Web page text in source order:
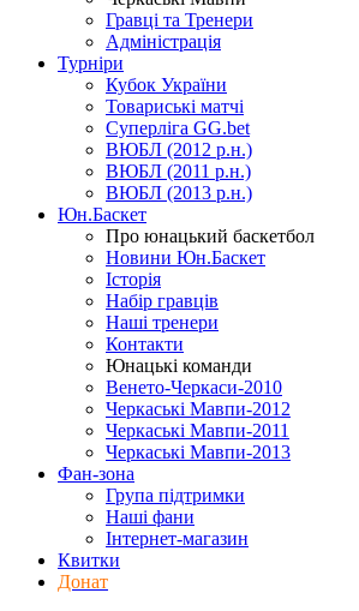
Гравці та Тренери
Адміністрація
Турніри
Кубок України
Товариські матчі
Суперліга GG.bet
ВЮБЛ (2012 р.н.)
ВЮБЛ (2011 р.н.)
ВЮБЛ (2013 р.н.)
Юн.Баскет
Про юнацький баскетбол
Новини Юн.Баскет
Історія
Набір гравців
Наші тренери
Контакти
Юнацькі команди
Венето-Черкаси-2010
Черкаські Мавпи-2012
Черкаські Мавпи-2011
Черкаські Мавпи-2013
Фан-зона
Група підтримки
Наші фани
Інтернет-магазин
Квитки
Донат